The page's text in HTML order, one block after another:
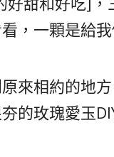
，一顆是給我
來相約的地
的玫瑰愛玉